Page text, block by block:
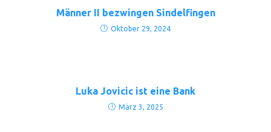
Männer II bezwingen Sindelfingen
Oktober 29, 2024
Luka Jovicic ist eine Bank
März 3, 2025